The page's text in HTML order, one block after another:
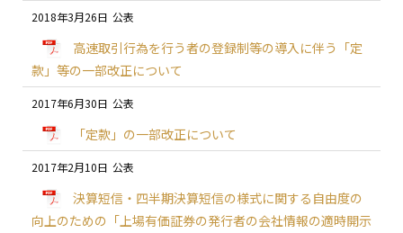
2018年3月26日
高速取引行為を行う者の登録制等の導入に伴う「定
款」等の一部改正について
2017年6月30日
「定款」の一部改正について
2017年2月10日
決算短信・四半期決算短信の様式に関する自由度の
向上のための「上場有価証券の発行者の会社情報の適時開示